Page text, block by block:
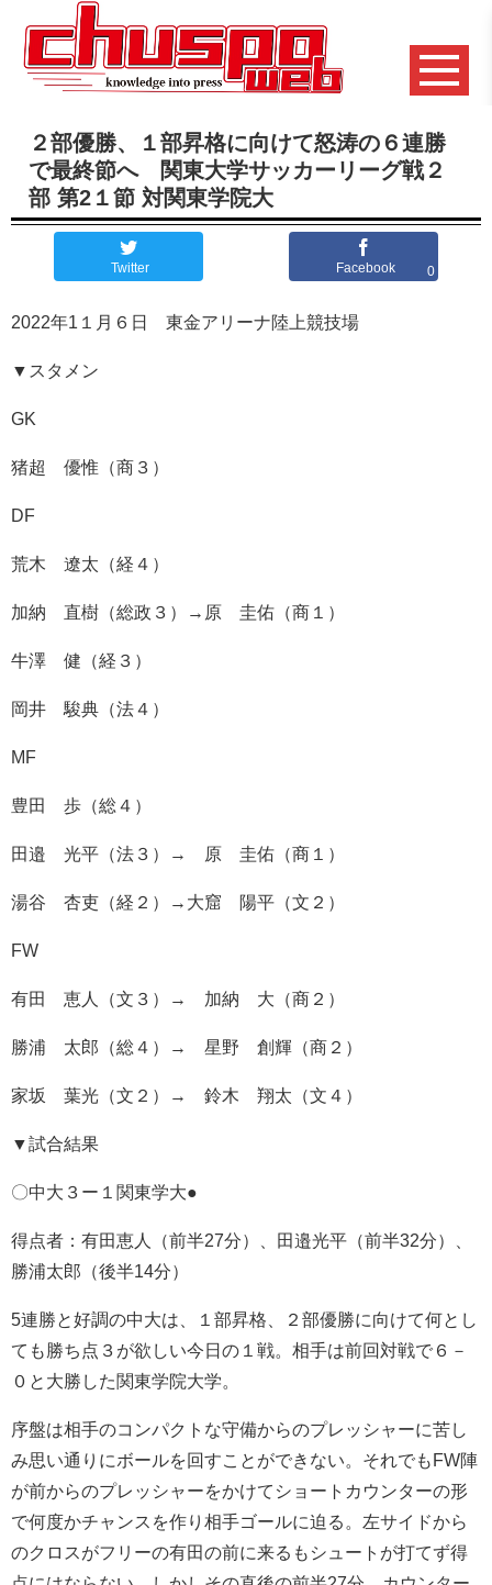
２部優勝、１部昇格に向けて怒涛の６連勝
で最終節へ 関東大学サッカーリーグ戦２
部 第2１節 対関東学院大
Twitter Facebook 0
2022年1１月６日 東金アリーナ陸上競技場
▼スタメン
GK
猪超 優惟（商３）
DF
荒木 遼太（経４）
加納 直樹（総政３）→原 圭佑（商１）
牛澤 健（経３）
岡井 駿典（法４）
MF
豊田 歩（総４）
田邉 光平（法３）→ 原 圭佑（商１）
湯谷 杏吏（経２）→大窟 陽平（文２）
FW
有田 恵人（文３）→ 加納 大（商２）
勝浦 太郎（総４）→ 星野 創輝（商２）
家坂 葉光（文２）→ 鈴木 翔太（文４）
▼試合結果
〇中大３ー１関東学大●
得点者：有田恵人（前半27分）、田邉光平（前半32分）、
勝浦太郎（後半14分）
5連勝と好調の中大は、１部昇格、２部優勝に向けて何とし
ても勝ち点３が欲しい今日の１戦。相手は前回対戦で６－
０と大勝した関東学院大学。
序盤は相手のコンパクトな守備からのプレッシャーに苦し
み思い通りにボールを回すことができない。それでもFW陣
が前からのプレッシャーをかけてショートカウンターの形
で何度かチャンスを作り相手ゴールに迫る。左サイドから
のクロスがフリーの有田の前に来るもシュートが打てず得